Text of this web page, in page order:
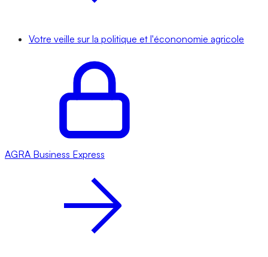
Votre veille sur la politique et l'écononomie agricole
AGRA Business Express